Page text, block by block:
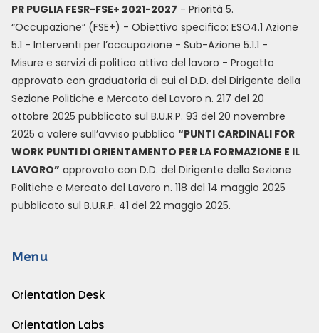
PR PUGLIA FESR-FSE+ 2021-2027 - Priorità 5.
“Occupazione” (FSE+) - Obiettivo specifico: ESO4.1 Azione
5.1 - Interventi per l’occupazione - Sub-Azione 5.1.1 -
Misure e servizi di politica attiva del lavoro - Progetto
approvato con graduatoria di cui al D.D. del Dirigente della
Sezione Politiche e Mercato del Lavoro n. 217 del 20
ottobre 2025 pubblicato sul B.U.R.P. 93 del 20 novembre
2025 a valere sull’avviso pubblico“PUNTI CARDINALI FOR
WORK PUNTI DI ORIENTAMENTO PER LA FORMAZIONE E IL
LAVORO” approvato con D.D. del Dirigente della Sezione
Politiche e Mercato del Lavoro n. 118 del 14 maggio 2025
pubblicato sul B.U.R.P. 41 del 22 maggio 2025.
Menu
Orientation Desk
Orientation Labs